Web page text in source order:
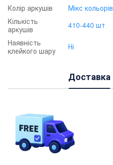
Колір аркушів
Мікс кольорів
Кількість
аркушів
410-440 шт
Наявність
клейкого шару
Ні
Доставка